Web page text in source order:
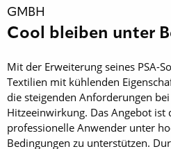
GMBH
Cool bleiben unter
Mit der Erweiterung seines PSA-
Textilien mit kühlenden
die steigenden Anforderungen
Hitzeeinwirkung. Das Angebot ist
professionelle Anwender unter
Bedingungen zu unterstützen.